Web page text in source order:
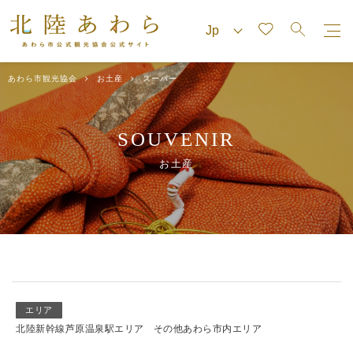
あわら市観光協会 お土産 スーパー
SOUVENIR
お土産
エリア
北陸新幹線芦原温泉駅エリア
その他あわら市内エリア